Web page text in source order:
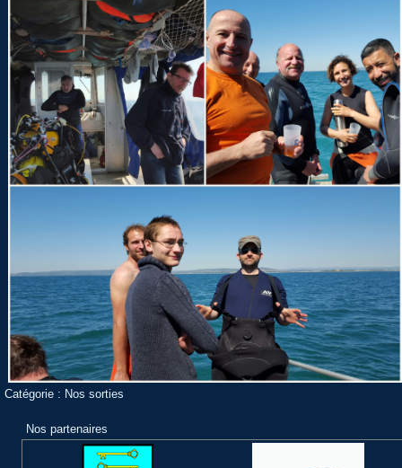
Catégorie : Nos sorties
Nos partenaires